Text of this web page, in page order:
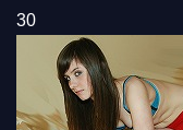
30